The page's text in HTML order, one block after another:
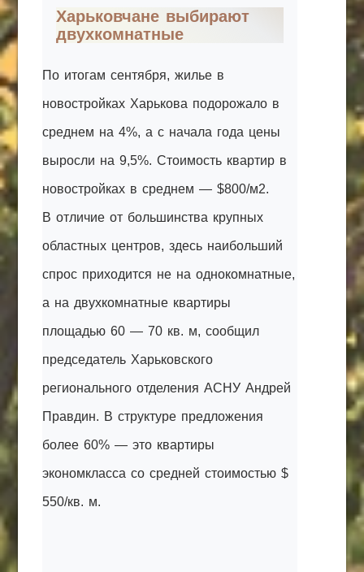
Харьковчане выбирают
двухкомнатные
По итогам сентября, жилье в
новостройках Харькова подорожало в
среднем на 4%, а с начала года цены
выросли на 9,5%. Стоимость квартир в
новостройках в среднем — $800/м2.
В отличие от большинства крупных
областных центров, здесь наибольший
спрос приходится не на однокомнатные,
а на двухкомнатные квартиры
площадью 60 — 70 кв. м, сообщил
председатель Харьковского
регионального отделения АСНУ Андрей
Правдин. В структуре предложения
более 60% — это квартиры
экономкласса со средней стоимостью $
550/кв. м.